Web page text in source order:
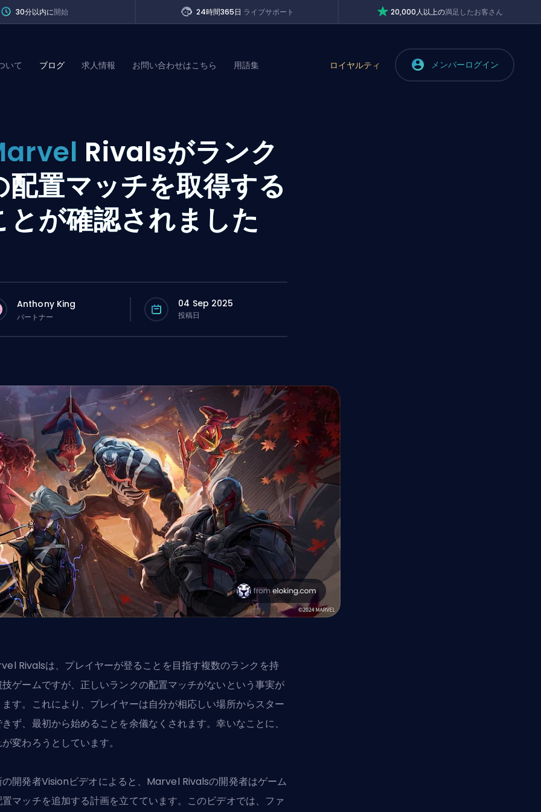
30分以内に開始 24時間365日 ライブサポート 20,000人以上の満足したお客さん
いて ブログ 求人情報 お問い合わせはこちら 用語集 ロイヤルティ メンバーログイン
Rivalsがランク
配置マッチを取得する
とが確認されました
Anthony King
パートナー
04 Sep 2025
投稿日
Rivalsは、プレイヤーが登ることを目指す複数のランクを持
ゲームですが、正しいランクの配置マッチがないという事実が
す。これにより、プレイヤーは自分が相応しい場所からスター
ず、最初から始めることを余儀なくされます。幸いなことに、
変わろうとしています。
の開発者Visionビデオによると、Marvel Rivalsの開発者はゲーム
マッチを追加する計画を立てています。このビデオでは、ファ